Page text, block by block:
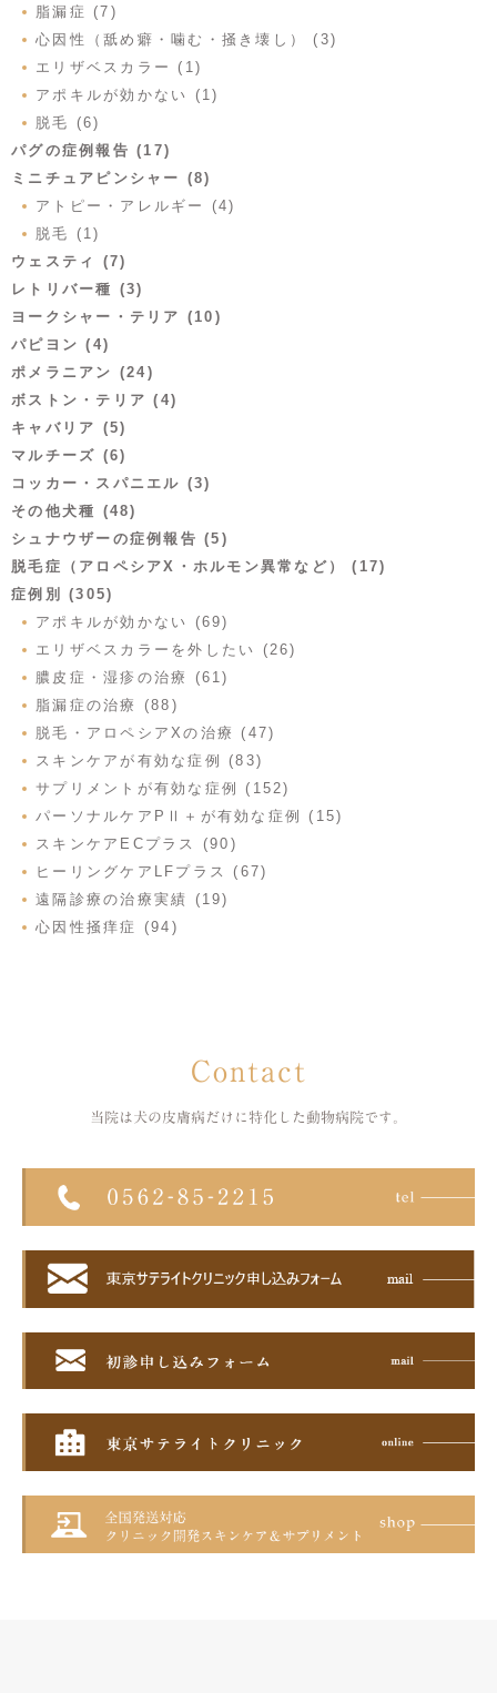
脂漏症 (7)
心因性（舐め癖・噛む・掻き壊し） (3)
エリザベスカラー (1)
アポキルが効かない (1)
脱毛 (6)
パグの症例報告 (17)
ミニチュアピンシャー (8)
アトピー・アレルギー (4)
脱毛 (1)
ウェスティ (7)
レトリバー種 (3)
ヨークシャー・テリア (10)
パピヨン (4)
ポメラニアン (24)
ボストン・テリア (4)
キャバリア (5)
マルチーズ (6)
コッカー・スパニエル (3)
その他犬種 (48)
シュナウザーの症例報告 (5)
脱毛症（アロペシアX・ホルモン異常など） (17)
症例別 (305)
アポキルが効かない (69)
エリザベスカラーを外したい (26)
膿皮症・湿疹の治療 (61)
脂漏症の治療 (88)
脱毛・アロペシアXの治療 (47)
スキンケアが有効な症例 (83)
サプリメントが有効な症例 (152)
パーソナルケアPⅡ＋が有効な症例 (15)
スキンケアECプラス (90)
ヒーリングケアLFプラス (67)
遠隔診療の治療実績 (19)
心因性掻痒症 (94)
Contact
当院は犬の皮膚病だけに特化した 動物病院です。